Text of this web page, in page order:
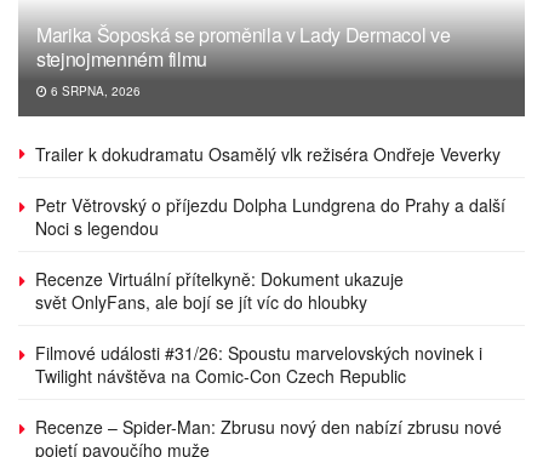
Marika Šoposká se proměnila v Lady Dermacol ve
stejnojmenném filmu
6 SRPNA, 2026
Trailer k dokudramatu Osamělý vlk režiséra Ondřeje Veverky
Petr Větrovský o příjezdu Dolpha Lundgrena do Prahy a další
Noci s legendou
Recenze Virtuální přítelkyně: Dokument ukazuje
svět OnlyFans, ale bojí se jít víc do hloubky
Filmové události #31/26: Spoustu marvelovských novinek i
Twilight návštěva na Comic-Con Czech Republic
Recenze – Spider-Man: Zbrusu nový den nabízí zbrusu nové
pojetí pavoučího muže